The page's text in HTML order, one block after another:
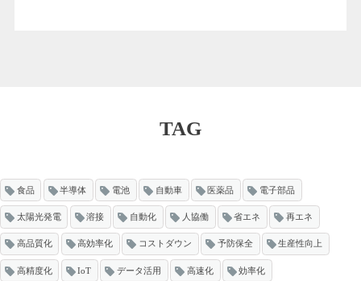
TAG
食品 半導体 電池 自動車 医薬品 電子部品
太陽光発電 溶接 自動化 人協働 省エネ 再エネ
高品質化 高効率化 コストダウン 予防保全 生産性向上
高精度化 IoT データ活用 高速化 効率化